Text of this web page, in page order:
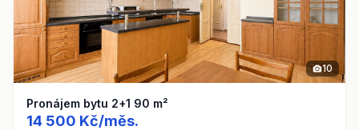
10
Pronájem bytu 2+1 90 m²
14 500 Kč/měs.